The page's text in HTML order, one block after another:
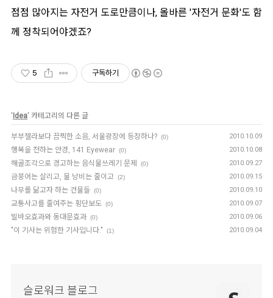
점점 많아지는 자전거 도로만큼이나, 올바른 '자전거 문화'도 함
께 정착되어야겠죠?
5 구독하기
'Idea' 카테고리의 다른 글
부부젤라보다 끔찍한 소음, 서울광장에 등장하나? (0) 2010.10.09
행복을 전하는 안경, 141 Eyewear (0) 2010.10.08
해골조각으로 경고하는 음식물쓰레기 문제 (0) 2010.09.27
금붕어는 살리고, 물 낭비는 줄이고 (2) 2010.09.15
나무를 닮고자 하는 건물들 (0) 2010.09.10
교통사고를 줄여주는 횡단보도 (0) 2010.09.07
빌바오효과와 동대문효과 (0) 2010.09.06
"이 기사는 위험한 기사입니다." (1) 2010.09.04
슬로워크 블로그